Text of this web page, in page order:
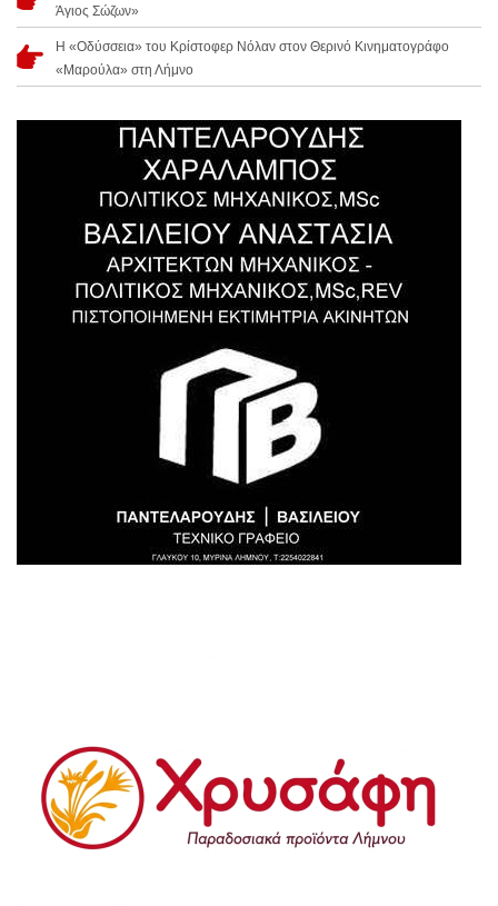
Άγιος Σώζων»
Η «Οδύσσεια» του Κρίστοφερ Νόλαν στον Θερινό Κινηματογράφο
«Μαρούλα» στη Λήμνο